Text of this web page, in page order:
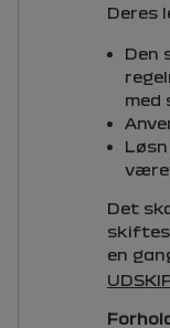
Deres
Den
med
Det
skiftes
en